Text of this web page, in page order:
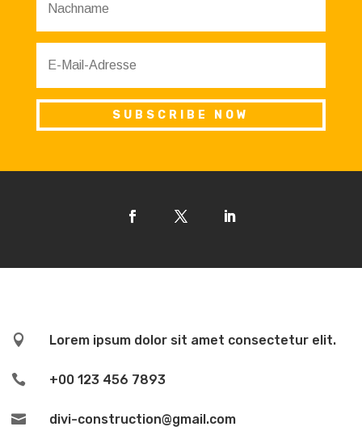
SUBSCRIBE NOW
 Lorem ipsum dolor sit amet consectetur elit.
 +00 123 456 7893
 divi-construction@gmail.com